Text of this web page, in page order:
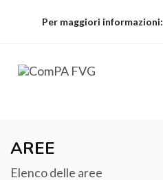
Per maggiori informazioni:
AREE
Elenco delle aree